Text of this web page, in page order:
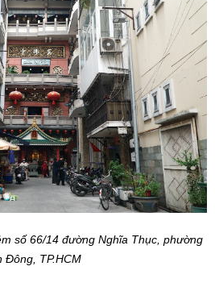
số 66/14 đường Nghĩa Thục, phường
Đông, TP.HCM